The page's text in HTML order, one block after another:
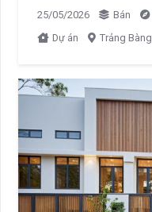
25/05/2026 Bán
Dự án
Trảng Bàng